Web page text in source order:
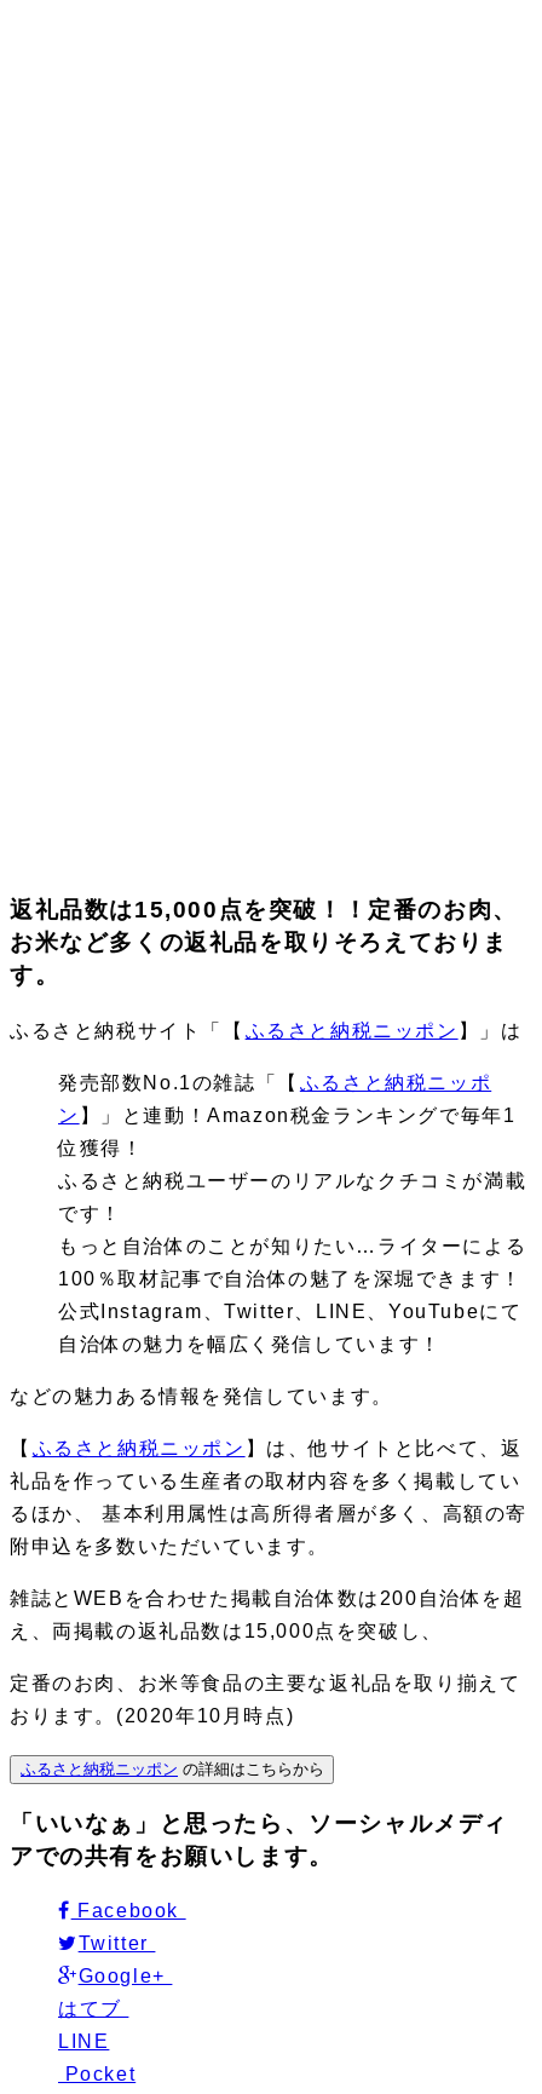
返礼品数は15,000点を突破！！定番のお肉、
お米など多くの返礼品を取りそろえておりま
す。
ふるさと納税サイト「【 ふるさと納税ニッポン 】」は
発売部数No.1の雑誌「【 ふるさと納税ニッポ
ン 】」と連動！Amazon税金ランキングで毎年1
位獲得！
ふるさと納税ユーザーのリアルなクチコミが満載
です！
もっと自治体のことが知りたい…ライターによる
100％取材記事で自治体の魅了を深堀できます！
公式Instagram、Twitter、LINE、YouTubeにて
自治体の魅力を幅広く発信しています！
などの魅力ある情報を発信しています。
【 ふるさと納税ニッポン 】は、他サイトと比べて、返
礼品を作っている生産者の取材内容を多く掲載してい
るほか、 基本利用属性は高所得者層が多く、高額の寄
附申込を多数いただいています。
雑誌とWEBを合わせた掲載自治体数は200自治体を超
え、両掲載の返礼品数は15,000点を突破し、
定番のお肉、お米等食品の主要な返礼品を取り揃えて
おります。(2020年10月時点)
ふるさと納税ニッポン の詳細はこちらから
「いいなぁ」と思ったら、ソーシャルメディ
アでの共有をお願いします。
Facebook
Twitter
Google+
はてブ
LINE
Pocket